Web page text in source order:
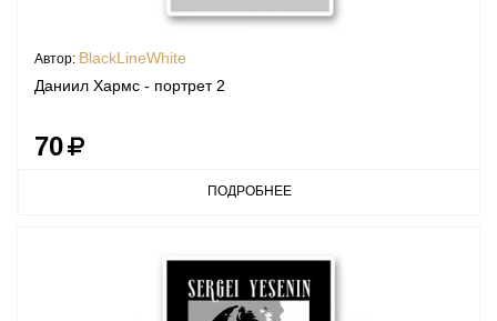
Автор: BlackLineWhite
Даниил Хармс - портрет 2
70
ПОДРОБНЕЕ